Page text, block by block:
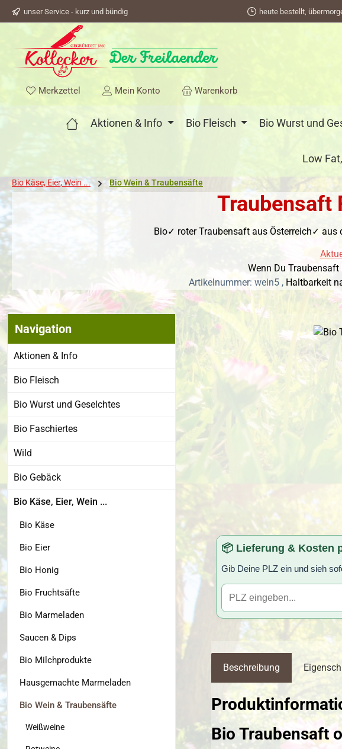
Zur Hauptnavigation springen
unser Service - kurz und bündig heute bestellt,
Merkzettel Du hast 0 Produkte auf dem Merkzettel
Mein Konto Warenkorb
Aktionen & Info Bio Fleisch Bio Wurst und
Low
Bio Käse, Eier, Wein ... Bio Wein & Traubensäfte
Traubensaft
Bio✓ roter Traubensaft aus Österreich✓
Wenn Du Traubensaft
Artikelnummer: wein5 , Haltbarkeit
Navigation
Aktionen & Info
Bio Fleisch
Bio Wurst und Geselchtes
Bio Faschiertes
Wild
Bio Gebäck
Bio Käse, Eier, Wein ...
Bio Käse
Bio Eier
Bio Honig
Bio Fruchtsäfte
Bio Marmeladen
Saucen & Dips
Bio Milchprodukte
Hausgemachte Marmeladen
Bio Wein & Traubensäfte
Weißweine
Bildergalerie überspringen
📦 Lieferung & Kosten
Gib Deine PLZ ein und sieh
Beschreibung
Bio Traubensaft